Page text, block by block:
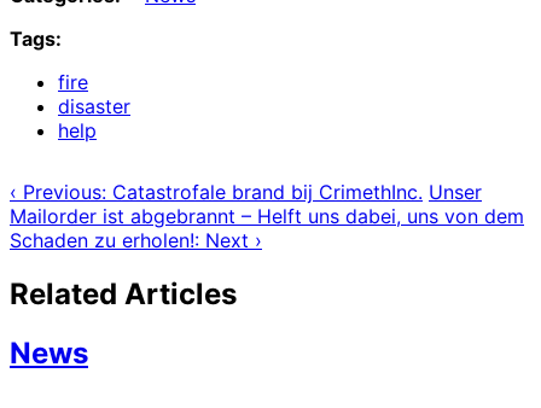
Tags:
fire
disaster
help
‹ Previous: Catastrofale brand bij CrimethInc. Unser
Mailorder ist abgebrannt – Helft uns dabei, uns von dem
Schaden zu erholen!: Next ›
Related Articles
News